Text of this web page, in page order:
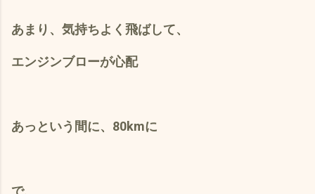
あまり、気持ちよく飛ばして、
エンジンブローが心配
あっという間に、80kmに
で、